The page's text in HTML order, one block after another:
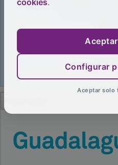
cookies.
Configurar
Aceptar solo